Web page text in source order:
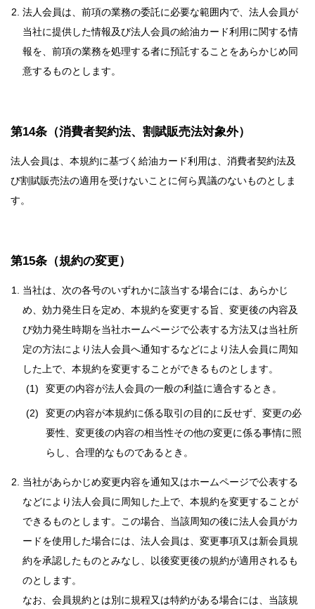
法人会員は、前項の業務の委託に必要な範囲内で、法人会員が
当社に提供した情報及び法人会員の給油カード利用に関する情
報を、前項の業務を処理する者に預託することをあらかじめ同
意するものとします。
第14条（消費者契約法、割賦販売法対象外）
法人会員は、本規約に基づく給油カード利用は、消費者契約法及
び割賦販売法の適用を受けないことに何ら異議のないものとしま
す。
第15条（規約の変更）
当社は、次の各号のいずれかに該当する場合には、あらかじ
め、効力発生日を定め、本規約を変更する旨、変更後の内容及
び効力発生時期を当社ホームページで公表する方法又は当社所
定の方法により法人会員へ通知するなどにより法人会員に周知
した上で、本規約を変更することができるものとします。
変更の内容が法人会員の一般の利益に適合するとき。
変更の内容が本規約に係る取引の目的に反せず、変更の必
要性、変更後の内容の相当性その他の変更に係る事情に照
らし、合理的なものであるとき。
当社があらかじめ変更内容を通知又はホームページで公表する
などにより法人会員に周知した上で、本規約を変更することが
できるものとします。この場合、当該周知の後に法人会員がカ
ードを使用した場合には、法人会員は、変更事項又は新会員規
約を承認したものとみなし、以後変更後の規約が適用されるも
のとします。
なお、会員規約とは別に規程又は特約がある場合には、当該規